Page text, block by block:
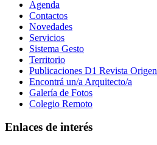
Agenda
Contactos
Novedades
Servicios
Sistema Gesto
Territorio
Publicaciones D1 Revista Origen
Encontrá un/a Arquitecto/a
Galería de Fotos
Colegio Remoto
Enlaces de interés